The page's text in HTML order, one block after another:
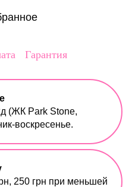
Гарантия
(ЖК Park Stone,
воскресенье.
250 грн при меньшей